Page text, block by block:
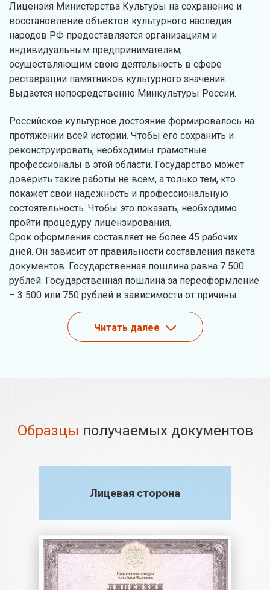
Лицензия Министерства Культуры на сохранение и
восстановление объектов культурного наследия
народов РФ предоставляется организациям и
индивидуальным предпринимателям,
осуществляющим свою деятельность в сфере
реставрации памятников культурного значения.
Выдается непосредственно Минкультуры России.
Российское культурное достояние формировалось на
протяжении всей истории. Чтобы его сохранить и
реконструировать, необходимы грамотные
профессионалы в этой области. Государство может
доверить такие работы не всем, а только тем, кто
покажет свои надежность и профессиональную
состоятельность. Чтобы это показать, необходимо
пройти процедуру лицензирования.
Срок оформления составляет не более 45 рабочих
дней. Он зависит от правильности составления пакета
документов. Государственная пошлина равна 7 500
рублей. Государственная пошлина за переоформление
– 3 500 или 750 рублей в зависимости от причины.
Читать далее
Образцы получаемых документов
Лицевая сторона